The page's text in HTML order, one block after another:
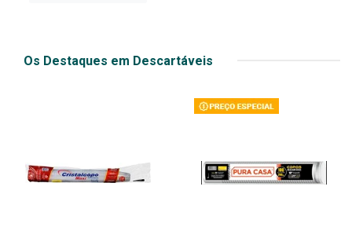
Os Destaques em Descartáveis